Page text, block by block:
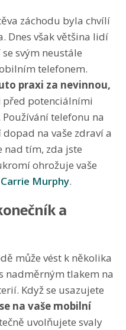
záchodu byla chvílí
Dnes však většina lidí
svým neustále
telefonem.
praxi za nevinnou,
před potenciálními
telefonu na
na vaše zdraví a
nad tím, zda jste
ohrožuje vaše
Carrie Murphy.
a
může vést k několika
nadměrným tlakem na
Když se usazujete
na vaše mobilní
uvolňujete svaly